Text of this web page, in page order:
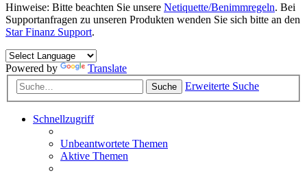
Hinweise: Bitte beachten Sie unsere Netiquette/Benimmregeln. Bei
Supportanfragen zu unseren Produkten wenden Sie sich bitte an den
Star Finanz Support.
Powered by Translate
Suche Erweiterte Suche
Schnellzugriff
Unbeantwortete Themen
Aktive Themen